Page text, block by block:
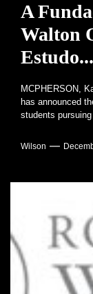
A
Walton
MCPHERSON,
has announced
students
Wilson